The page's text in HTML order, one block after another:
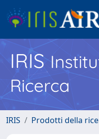
IRIS
Ricerca
IRIS Prodotti della